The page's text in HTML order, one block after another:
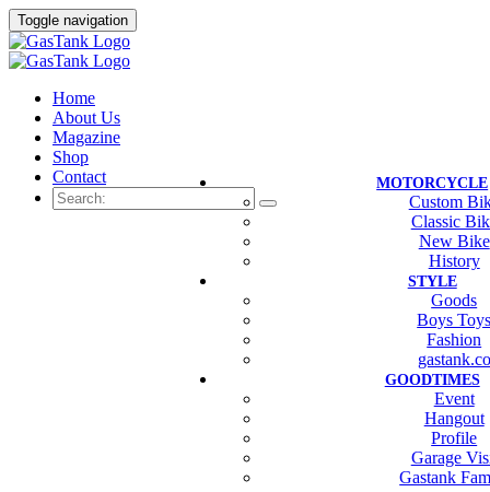
Toggle navigation
Home
About Us
Magazine
Shop
Contact
MOTORCYCLE
Custom
Classic
New Bike
History
STYLE
Goods
Boys
Fashion
gastank.co
GOODTIMES
Event
Hangout
Profile
Garage
Gastank